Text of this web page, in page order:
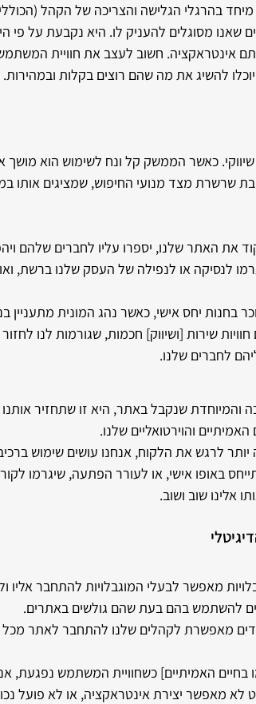
בהרגלי הגלישה והצריכה של הקהל
שאנו מסוגלים להעניק לו. היא נקבעת על
אינטראקציה. חשוב לעצב את חוויית
להשיג את מה שהם רוצים בקלות ובמהירות.
כאשר הממשק קל ונח לשימוש הוא מושך
שרשרת מצד מנועי החיפוש, שמציגים אותו
את האתר שלנו, יספרו עליו לחברים שלהם
לנסיקה או לנפילה של העסק שלנו ברשת,
בחנות יחס אישי, כאשר נהג המונית
שירות [ושיווק] חכמות, שגורמות לנו
לחברים שלנו.
והמיוחדת שנקבל באתר, היא זו שתחזיר
והוירטואליים שלנו.
לרגש את הלקוח, אנחנו עושים שימוש
באופו אישי, או לעורר הפתעה, שיגרמו
אלינו שוב ושוב.
מאפשר לבעלי המוגבלויות להתחבר אליו
להשתמש בהם בעת שהם גולשים באתרים.
מאפשרת לקהלים שלנו להתחבר לאתר
האמיתיים] כשחוויית המשתמש נפגעת,
לא מאפשר יצירת אינטראקציה, או לא פועל